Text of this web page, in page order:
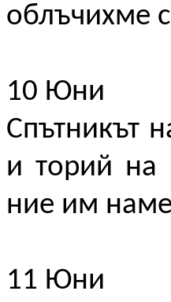
облъчихме
10 Юни
Спътникът
и торий на
ние им
11 Юни